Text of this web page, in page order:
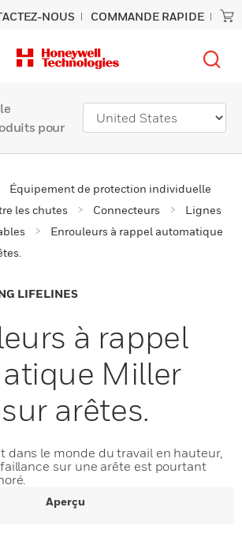
NOUS COMMANDE RAPIDE
pour
Équipement de protection individuelle
les chutes
Connecteurs
Lignes
Enrouleurs à rappel automatique
LIFELINES
à rappel
Miller
arêtes.
dans le monde du travail en hauteur,
sur une arête est pourtant
Aperçu